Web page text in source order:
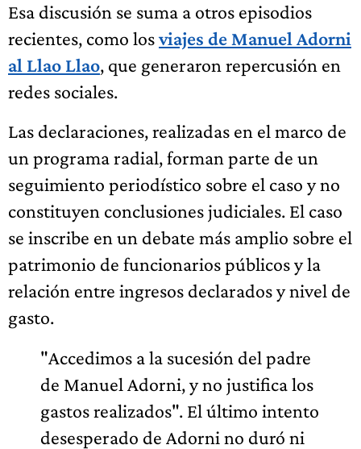
Esa discusión se suma a otros episodios
recientes, como losviajes de Manuel Adorni
al Llao Llao, que generaron repercusión en
redes sociales.
Las declaraciones, realizadas en el marco de
un programa radial, forman parte de un
seguimiento periodístico sobre el caso y no
constituyen conclusiones judiciales. El caso
se inscribe en un debate más amplio sobre el
patrimonio de funcionarios públicos y la
relación entre ingresos declarados y nivel de
gasto.
"Accedimos a la sucesión del padre
de Manuel Adorni, y no justifica los
gastos realizados". El último intento
desesperado de Adorni no duró ni